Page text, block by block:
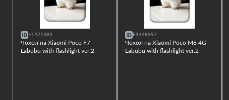
F1471393
Чохол на Xiaomi Poco F7
Labubu with flashlight ver.2
F1448997
Чохол на Xiaomi Poco M6 4G
Labubu with flashlight ver.2